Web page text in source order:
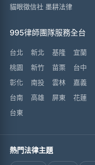
貓眼徵信社 墨耕法律
995律師團隊服務全台
台北 新北 基隆
宜蘭
桃園
新竹 苗栗
台中
彰化
南投 雲林
嘉義
台南
高雄 屏東
花蓮
台東
熱門法律主題